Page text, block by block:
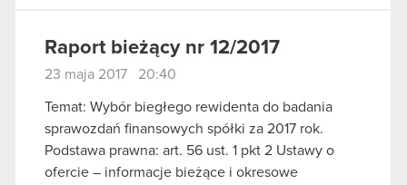
Raport bieżący nr 12/2017
23 maja 2017 20:40
Temat: Wybór biegłego rewidenta do badania
sprawozdań finansowych spółki za 2017 rok.
Podstawa prawna: art. 56 ust. 1 pkt 2 Ustawy o
ofercie – informacje bieżące i okresowe